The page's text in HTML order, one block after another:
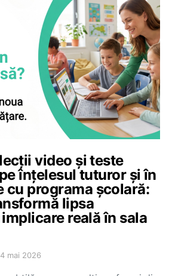
video și teste
înțelesul tuturor și în
cu programa școlară:
lipsa
reală în sala
mai 2026